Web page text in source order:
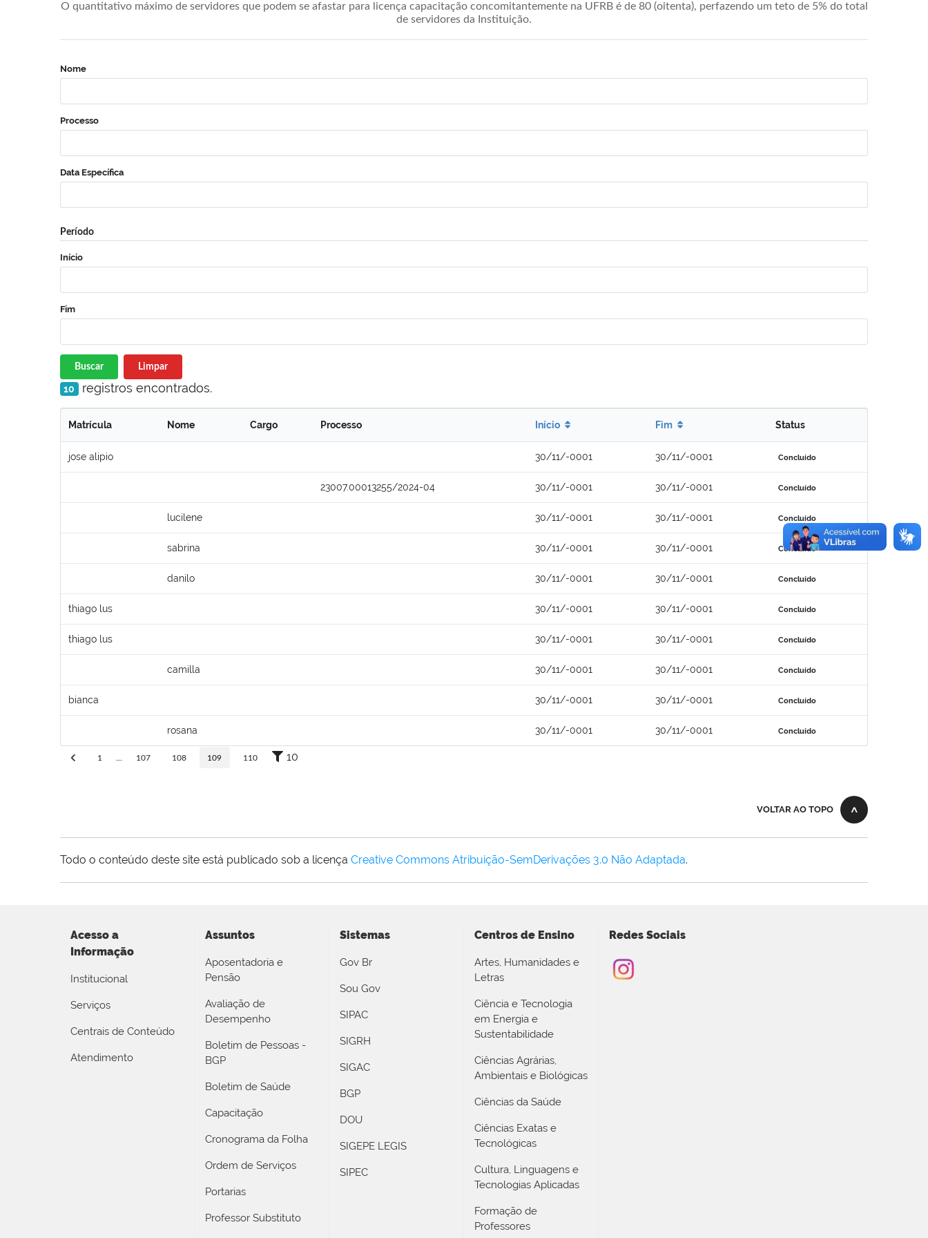
O quantitativo máximo de servidores que podem se afastar para licença capacitação concomitantemente na UFRB é de 80 (oitenta), perfazendo um teto de 5% do total
de servidores da Instituição.
Nome
Processo
Data Específica
Período
Início
Fim
Buscar Limpar
10 registros encontrados.
Matrícula Nome Cargo Processo Início Fim Status
jose alipio 30/11/-0001 30/11/-0001 Concluído
23007.00013255/2024-04 30/11/-0001 30/11/-0001 Concluído
lucilene 30/11/-0001 30/11/-0001 Concluído
sabrina 30/11/-0001 30/11/-0001 Concluído
danilo 30/11/-0001 30/11/-0001 Concluído
thiago lus 30/11/-0001 30/11/-0001 Concluído
thiago lus 30/11/-0001 30/11/-0001 Concluído
camilla 30/11/-0001 30/11/-0001 Concluído
bianca 30/11/-0001 30/11/-0001 Concluído
rosana 30/11/-0001 30/11/-0001 Concluído
1 107 108 109 110 10
VOLTAR AO TOPO
Todo o conteúdo deste site está publicado sob a licença Creative Commons Atribuição-SemDerivações 3.0 Não Adaptada.
Acesso a
Informação
Institucional
Serviços
Centrais de Conteúdo
Atendimento
Assuntos
Aposentadoria e
Pensão
Avaliação de
Desempenho
Boletim de Pessoas -
BGP
Boletim de Saúde
Capacitação
Cronograma da Folha
Ordem de Serviços
Portarias
Professor Substituto
Sistemas
Gov Br
Sou Gov
SIPAC
SIGRH
SIGAC
BGP
DOU
SIGEPE LEGIS
SIPEC
Centros de Ensino
Artes, Humanidades e
Letras
Ciência e Tecnologia
em Energia e
Sustentabilidade
Ciências Agrárias,
Ambientais e Biológicas
Ciências da Saúde
Ciências Exatas e
Tecnológicas
Cultura, Linguagens e
Tecnologias Aplicadas
Formação de
Professores
Redes Sociais